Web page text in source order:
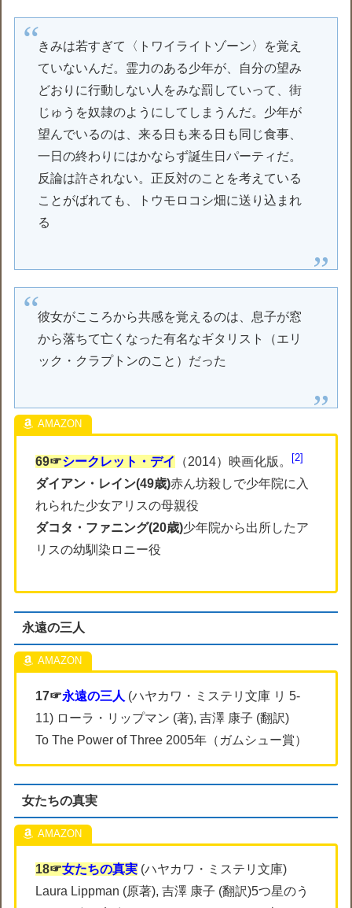
きみは若すぎて〈トワイライトゾーン〉を覚え
ていないんだ。霊力のある少年が、自分の望み
どおりに行動しない人をみな罰していって、街
じゅうを奴隷のようにしてしまうんだ。少年が
望んでいるのは、来る日も来る日も同じ食事、
一日の終わりにはかならず誕生日パーティだ。
反論は許されない。正反対のことを考えている
ことがばれても、トウモロコシ畑に送り込まれ
る
彼女がこころから共感を覚えるのは、息子が窓
から落ちて亡くなった有名なギタリスト（エリ
ック・クラプトンのこと）だった
69☞シークレット・デイ （2014）映画化版。 2
ダイアン・レイン(49歳)赤ん坊殺しで少年院に入
れられた少女アリスの母親役
ダコタ・ファニング(20歳)少年院から出所したア
リスの幼馴染ロニー役
永遠の三人
17☞永遠の三人 (ハヤカワ・ミステリ文庫 リ 5-
11) ローラ・リップマン (著), 吉澤 康子 (翻訳)
To The Power of Three 2005年（ガムシュー賞）
女たちの真実
18☞女たちの真実 (ハヤカワ・ミステリ文庫)
Laura Lippman (原著), 吉澤 康子 (翻訳)5つ星のう